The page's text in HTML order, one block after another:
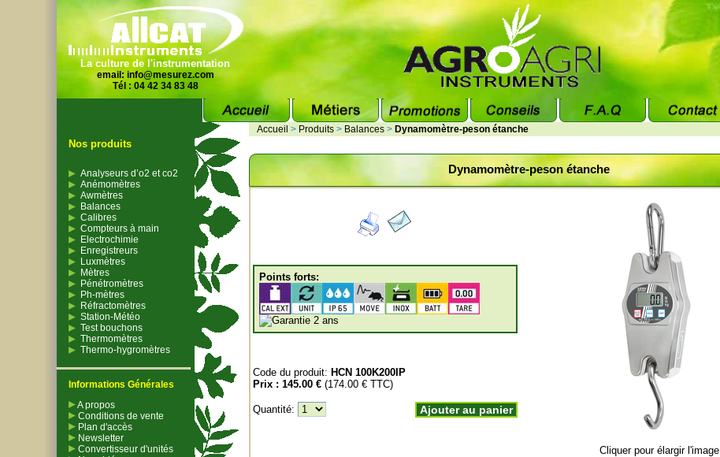
La culture de l'instrumentation
email: info@mesurez.com
Tél : 04 42 34 83 48
Nos produits
Analyseurs d’o2 et co2
Anémomètres
Awmètres
Balances
Calibres
Compteurs à main
Electrochimie
Enregistreurs
Luxmètres
Mètres
Pénétromètres
Ph-mètres
Réfractomètres
Station-Météo
Test bouchons
Thermomètres
Thermo-hygromètres
Informations Générales
A propos
Conditions de vente
Plan d'accès
Newsletter
Convertisseur d'unités
Accueil > Produits > Balances > Dynamomètre-peson étanche
Dynamomètre-peson étanche
Cliquer pour élargir l'image
Points forts:
Code du produit: HCN 100K200IP
Prix : 145.00 € (174.00 € TTC)
Quantité: Ajouter au panier